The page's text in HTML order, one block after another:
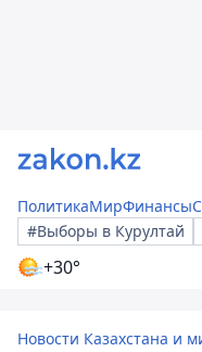
ПолитикаМирФинансы
#Выборы в Курултай
+30°
Новости Казахстана и